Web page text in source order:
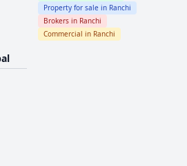
Property for sale in Ranchi
Brokers in Ranchi
Commercial in Ranchi